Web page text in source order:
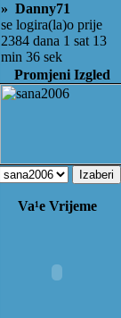
» Danny71
se logira(la)o prije
2384 dana 1 sat 13
min 36 sek
Promjeni Izgled
Va¹e Vrijeme